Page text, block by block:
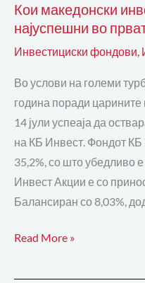
Кои македонски
најуспешни во
Инвестициски фондови,
Во услови на големи
година поради
14 јули успеаја да
на КБ Инвест. Фондот
35,2%, со што убедливо
Инвест Акции е со
Балансиран со 8,03%,
Read More »